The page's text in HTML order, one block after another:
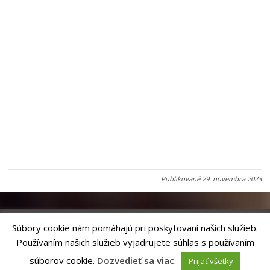
Publikované29. novembra 2023
RiešenieANTIK SMART CITY
| Technický prevádzkovateľ – MVI
Technology, s.r.o.
Správca webového sídla: Mesto Levoča, Námestie Majstra Pavla 4, 054 01
Súbory cookie nám pomáhajú pri poskytovaní našich služieb.
Používaním našich služieb vyjadrujete súhlas s používaním
súborov cookie. Dozvedieť sa viac. Prijať všetky